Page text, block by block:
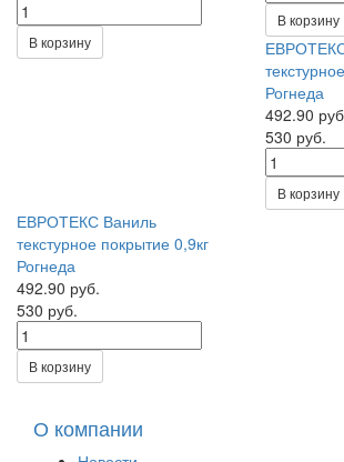
В корзину
В корзину
Рогнеда
492.90
530 руб.
В корзину
ЕВРОТЕКС Ваниль
текстурное покрытие 0,9кг
Рогнеда
492.90 руб.
530 руб.
В корзину
О компании